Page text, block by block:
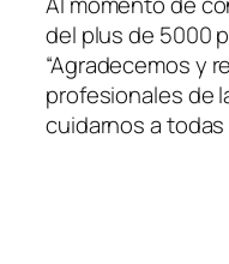
del plus de 5000
“Agradecemos y
profesionales de
cuidarnos a todas